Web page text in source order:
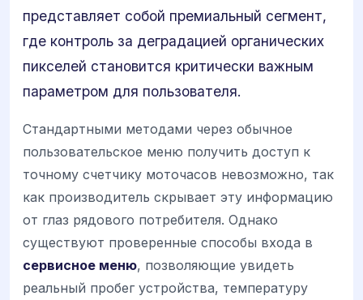
представляет собой премиальный сегмент,
где контроль за деградацией органических
пикселей становится критически важным
параметром для пользователя.
Стандартными методами через обычное
пользовательское меню получить доступ к
точному счетчику моточасов невозможно, так
как производитель скрывает эту информацию
от глаз рядового потребителя. Однако
существуют проверенные способы входа в
сервисное меню, позволяющие увидеть
реальный пробег устройства, температуру